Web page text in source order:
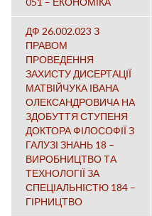
ДФ 26.002.023 З
ПРАВОМ
ПРОВЕДЕННЯ
ЗАХИСТУ ДИСЕРТАЦІЇ
МАТВІЙЧУКА ІВАНА
ОЛЕКСАНДРОВИЧА НА
ЗДОБУТТЯ СТУПЕНЯ
ДОКТОРА ФІЛОСОФІЇ З
ГАЛУЗІ ЗНАНЬ 18 –
ВИРОБНИЦТВО ТА
ТЕХНОЛОГІЇ ЗА
СПЕЦІАЛЬНІСТЮ 184 –
ГІРНИЦТВО